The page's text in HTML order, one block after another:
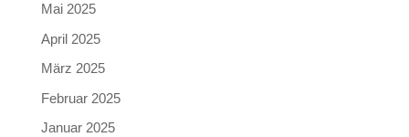
Mai 2025
April 2025
März 2025
Februar 2025
Januar 2025